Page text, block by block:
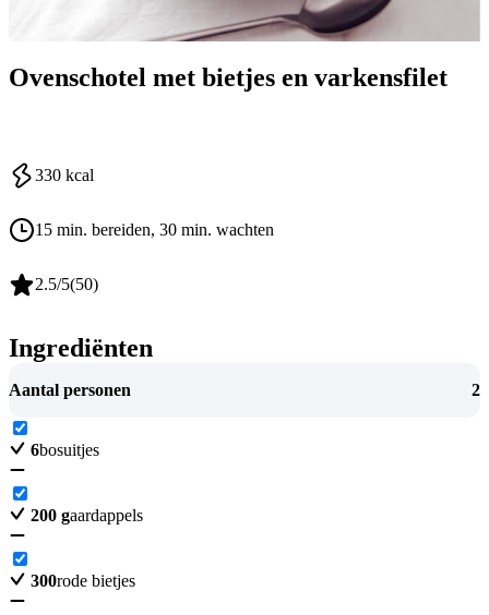
Ovenschotel met bietjes en varkensfilet
330 kcal
15 min. bereiden, 30 min. wachten
2.5/5(50)
Ingrediënten
Aantal personen 2
6bosuitjes
200 gaardappels
300rode bietjes